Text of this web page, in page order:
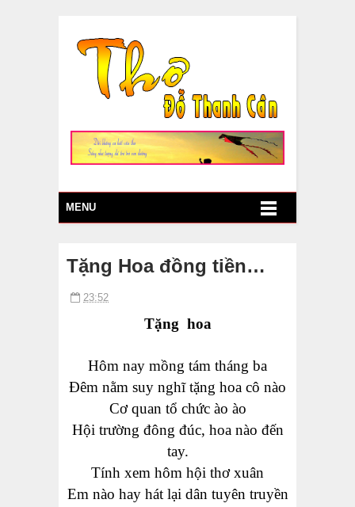
MENU
Tặng Hoa đồng tiền…
23:52
Tặng hoa
Hôm nay mồng tám tháng ba
Đêm nằm suy nghĩ tặng hoa cô nào
Cơ quan tổ chức ào ào
Hội trường đông đúc, hoa nào đến
tay.
Tính xem hôm hội thơ xuân
Em nào hay hát lại dân tuyên truyền